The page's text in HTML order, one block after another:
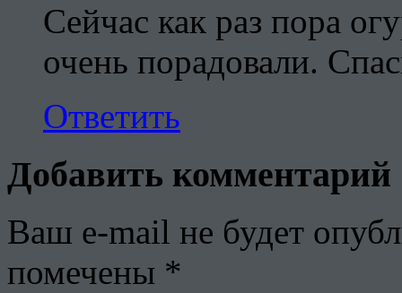
Сейчас как раз пора
очень порадовали.
Ответить
Добавить комментарий
Ваш e-mail не будет
помечены *